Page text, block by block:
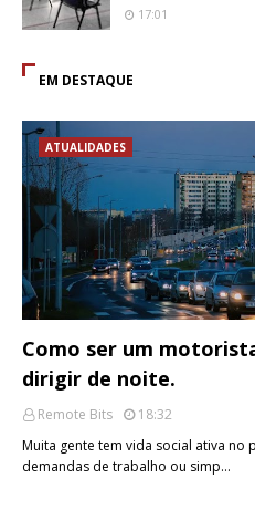
17:01
EM DESTAQUE
ATUALIDADES
Como ser um
dirigir de noite.
Remote Bits
18:32
Muita gente tem vida social ativa no
demandas de trabalho ou simp…